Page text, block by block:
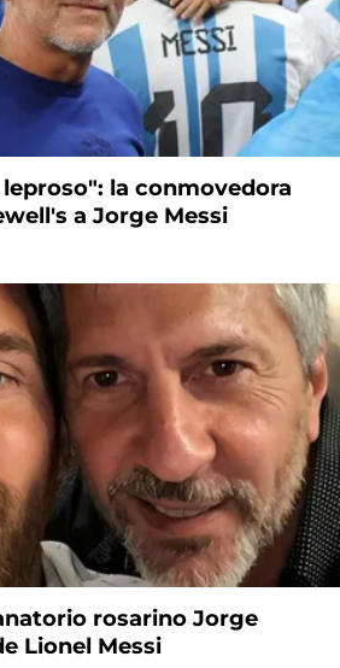
la conmovedora
a Jorge Messi
rosarino Jorge
Lionel Messi